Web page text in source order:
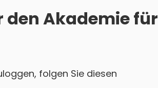
Akademie für
folgen Sie diesen